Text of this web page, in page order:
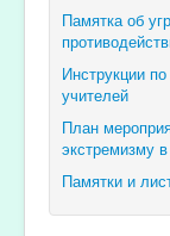
Памятка об
Инструкции
учителей
План
Памятки и